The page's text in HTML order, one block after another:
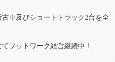
車及びショートトラック2台を全
フットワーク経営継続中！